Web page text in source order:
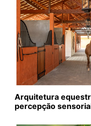
Arquitetura
percepção